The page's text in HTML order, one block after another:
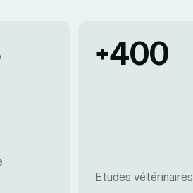
+400
Etudes vétérinaires